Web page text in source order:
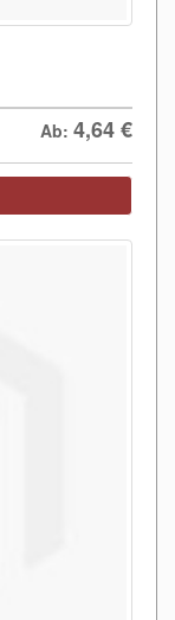
Ab: 4,64€